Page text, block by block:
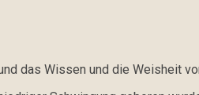
das Wissen und die Weisheit